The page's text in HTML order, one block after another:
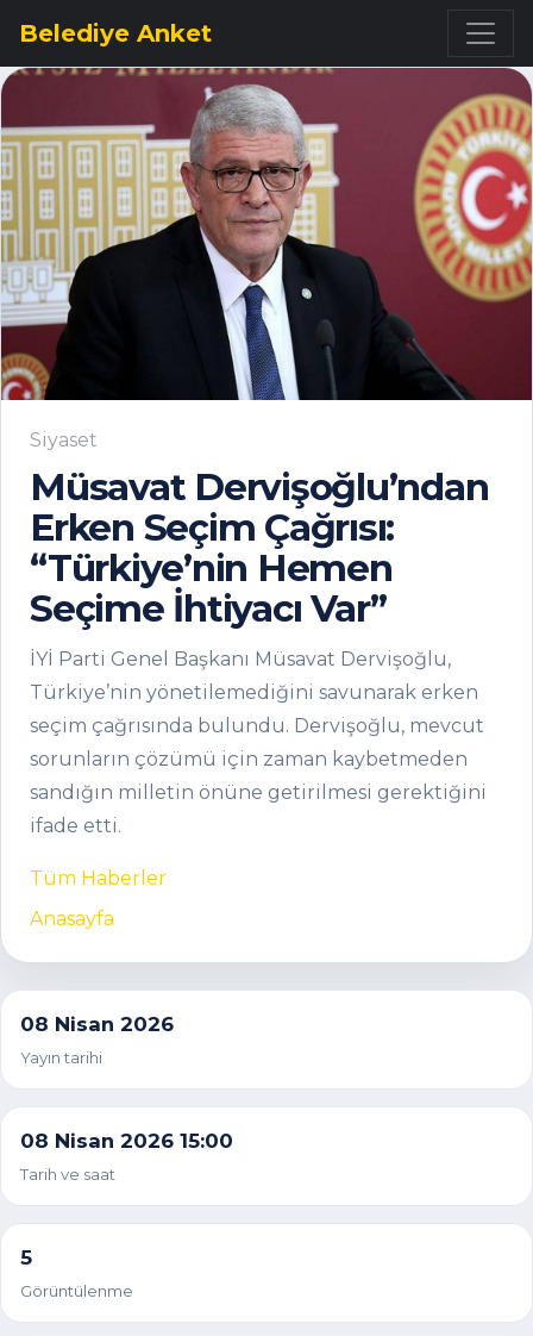
Belediye Anket
Siyaset
Müsavat Dervişoğlu’ndan
Erken Seçim Çağrısı:
“Türkiye’nin Hemen
Seçime İhtiyacı Var”
İYİ Parti Genel Başkanı Müsavat Dervişoğlu,
Türkiye’nin yönetilemediğini savunarak erken
seçim çağrısında bulundu. Dervişoğlu, mevcut
sorunların çözümü için zaman kaybetmeden
sandığın milletin önüne getirilmesi gerektiğini
ifade etti.
Tüm Haberler
Anasayfa
08 Nisan 2026
Yayın tarihi
08 Nisan 2026 15:00
Tarih ve saat
5
Görüntülenme